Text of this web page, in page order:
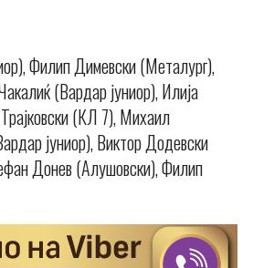
Филип Димевски (Металург),
(Вардар јуниор), Илија
(КЛ 7), Михаил
јуниор), Виктор Додевски
Донев (Алушовски), Филип